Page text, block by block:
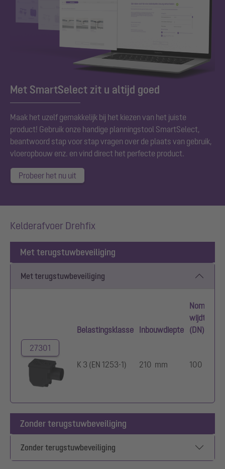
Met SmartSelect zit u altijd goed
Maak het uzelf gemakkelijk bij het kiezen van het juiste
product! Gebruik onze handige planningstool SmartSelect,
beantwoord stap voor stap vragen over de plaats van gebruik,
vloeropbouw enz. en vind direct het perfecte product.
Probeer het nu uit
Kelderafvoer Drehfix
Met terugstuwbeveiliging
Met terugstuwbeveiliging
Belastingsklasse Inbouwdiepte
Nominale
wijdte
(DN)
27301
K 3 (EN 1253-1)
210 mm 100
Zonder terugstuwbeveiliging
Zonder terugstuwbeveiliging